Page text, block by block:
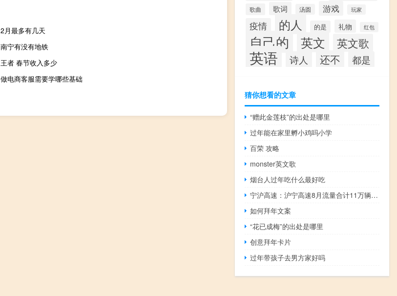
2月最多有几天
南宁有没有地铁
王者 春节收入多少
做电商客服需要学哪些基础
歌曲 歌词 汤圆 游戏 玩家
疫情 的人 的是 礼物 红包
自己的 英文 英文歌
英语 诗人 还不 都是
猜你想看的文章
“赠此金莲枝”的出处是哪里
过年能在家里孵小鸡吗小学
百荣 攻略
monster英文歌
烟台人过年吃什么最好吃
宁沪高速：沪宁高速8月流量合计11万辆/日同比增长6.82%；日均收入1604.3万元/日同比增长3.38%
如何拜年文案
“花已成梅”的出处是哪里
创意拜年卡片
过年带孩子去男方家好吗